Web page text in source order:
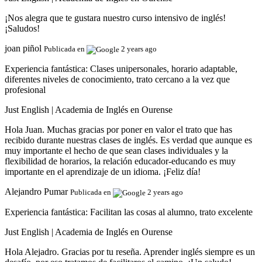
¡Nos alegra que te gustara nuestro curso intensivo de inglés!
¡Saludos!
joan piñol Publicada en 2 years ago
Experiencia fantástica: Clases unipersonales, horario adaptable,
diferentes niveles de conocimiento, trato cercano a la vez que
profesional
Just English | Academia de Inglés en Ourense
Hola Juan. Muchas gracias por poner en valor el trato que has
recibido durante nuestras clases de inglés. Es verdad que aunque es
muy importante el hecho de que sean clases individuales y la
flexibilidad de horarios, la relación educador-educando es muy
importante en el aprendizaje de un idioma. ¡Feliz día!
Alejandro Pumar Publicada en 2 years ago
Experiencia fantástica: Facilitan las cosas al alumno, trato excelente
Just English | Academia de Inglés en Ourense
Hola Alejadro. Gracias por tu reseña. Aprender inglés siempre es un